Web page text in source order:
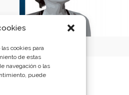
cookies para
de estas
navegación o las
puede